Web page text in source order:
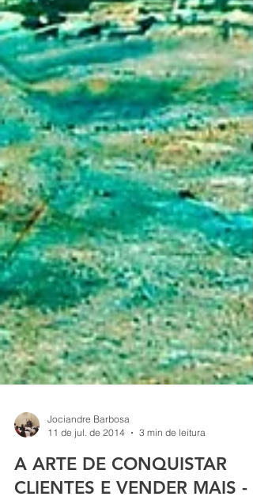
11 de jul. de 2014
3 min de leitura
A ARTE DE CONQUISTAR